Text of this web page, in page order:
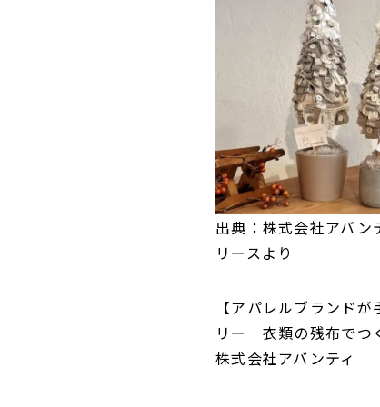
出典：株式会社アバン
リースより
【アパレルブランド
リー 衣類の残布でつ
株式会社アバンティ